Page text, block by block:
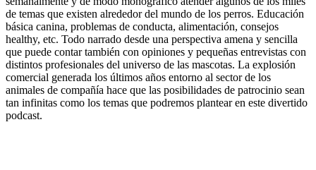
de temas que existen alrededor del mundo de los perros. Educación
básica canina, problemas de conducta, alimentación, consejos
healthy, etc. Todo narrado desde una perspectiva amena y sencilla
que puede contar también con opiniones y pequeñas entrevistas con
distintos profesionales del universo de las mascotas. La explosión
comercial generada los últimos años entorno al sector de los
animales de compañía hace que las posibilidades de patrocinio sean
tan infinitas como los temas que podremos plantear en este divertido
podcast.